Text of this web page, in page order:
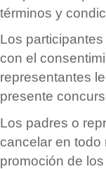
términos y
Los
con el
representantes
presente
Los padres o
cancelar en todo
promoción de